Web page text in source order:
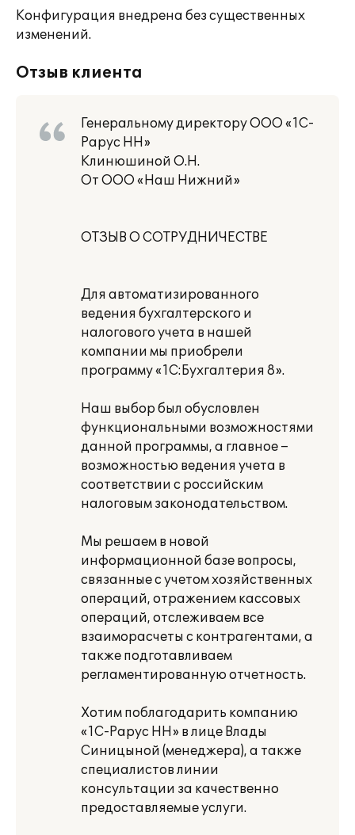
Конфигурация внедрена без существенных
изменений.
Отзыв клиента
Генеральному директору ООО «1С-
Рарус НН»
Клинюшиной О.Н.
От ООО «Наш Нижний»
ОТЗЫВ О СОТРУДНИЧЕСТВЕ
Для автоматизированного
ведения бухгалтерского и
налогового учета в нашей
компании мы приобрели
программу «1С:Бухгалтерия 8».
Наш выбор был обусловлен
функциональными возможностями
данной программы, а главное –
возможностью ведения учета в
соответствии с российским
налоговым законодательством.
Мы решаем в новой
информационной базе вопросы,
связанные с учетом хозяйственных
операций, отражением кассовых
операций, отслеживаем все
взаиморасчеты с контрагентами, а
также подготавливаем
регламентированную отчетность.
Хотим поблагодарить компанию
«1С-Рарус НН» в лице Влады
Синицыной (менеджера), а также
специалистов линии
консультации за качественно
предоставляемые услуги.